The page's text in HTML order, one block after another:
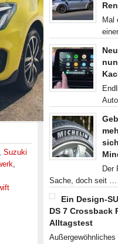
, Suzuki
,
Mal
Der
Sache, doch seit …
Ein Design-
DS 7 Crossback
Alltagstest